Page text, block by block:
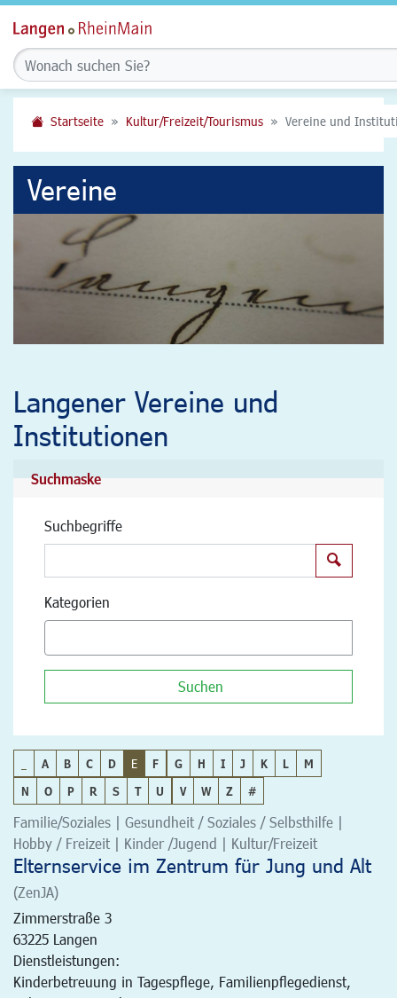
Startseite Kultur/Freizeit/Tourismus Vereine und
Vereine
Langener Vereine und
Institutionen
Suchmaske
Suchbegriffe
Kategorien
Suchen
A B C D E F G H I J K L
M
N
O P R S T U V W Z #
Familie/Soziales | Gesundheit / Soziales / Selbsthilfe |
Hobby / Freizeit | Kinder /Jugend | Kultur/Freizeit
Elternservice im Zentrum für Jung und Alt
(ZenJA)
Zimmerstraße 3
63225 Langen
Dienstleistungen:
Kinderbetreuung in Tagespflege, Familienpflegedienst,